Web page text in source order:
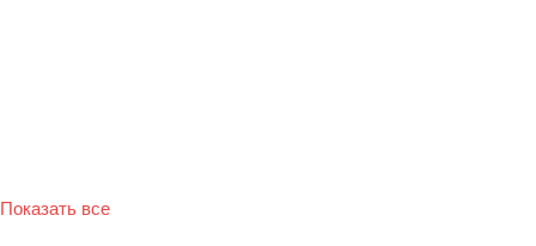
Показать все